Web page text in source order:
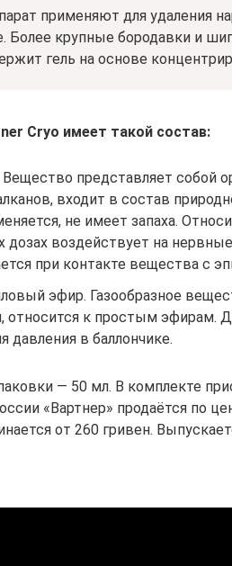
применяют для удаления
Более крупные бородавки и
гель на основе
Cryo имеет такой состав:
Вещество представляет собой
входит в состав
не имеет запаха.
дозах воздействует на
при контакте вещества с
эфир. Газообразное
относится к простым эфирам.
давления в баллончике.
— 50 мл. В комплекте
«Вартнер» продаётся по
от 260 гривен.